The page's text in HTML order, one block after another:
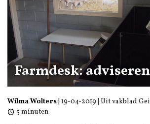
Farmdesk:
Wilma Wolters 19-04-2019 | Uit vakblad
5 minuten